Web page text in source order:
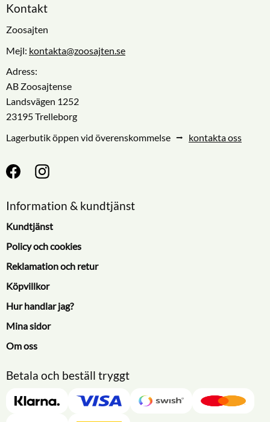
Kontakt
Zoosajten
Mejl: kontakta@zoosajten.se
Adress:
AB Zoosajtense
Landsvägen 1252
23195 Trelleborg
Lagerbutik öppen vid överenskommelse ⭢ kontakta oss
Information & kundtjänst
Kundtjänst
Policy och cookies
Reklamation och retur
Köpvillkor
Hur handlar jag?
Mina sidor
Om oss
Betala och beställ tryggt